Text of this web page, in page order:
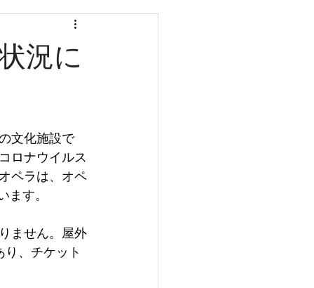
況に
文化施設で
ロナウイルス
ペラは、オペ
す。
ません。屋外
、チケット